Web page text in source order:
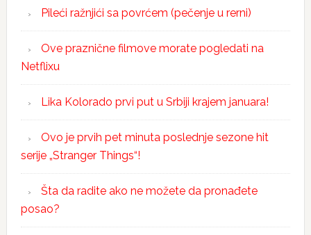
Pileći ražnjići sa povrćem (pečenje u rerni)
Ove praznične filmove morate pogledati na
Netflixu
Lika Kolorado prvi put u Srbiji krajem januara!
Ovo je prvih pet minuta poslednje sezone hit
serije „Stranger Things“!
Šta da radite ako ne možete da pronađete
posao?